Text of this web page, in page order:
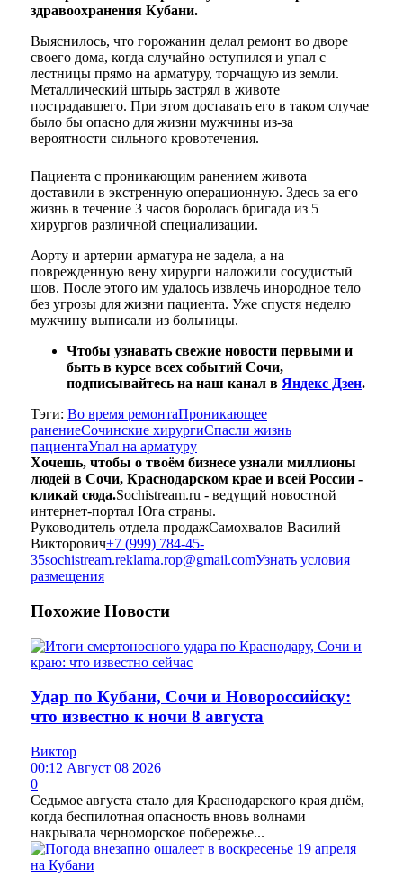
здравоохранения Кубани.
Выяснилось, что горожанин делал ремонт во дворе
своего дома, когда случайно оступился и упал с
лестницы прямо на арматуру, торчащую из земли.
Металлический штырь застрял в животе
пострадавшего. При этом доставать его в таком случае
было бы опасно для жизни мужчины из-за
вероятности сильного кровотечения.
Пациента с проникающим ранением живота
доставили в экстренную операционную. Здесь за его
жизнь в течение 3 часов боролась бригада из 5
хирургов различной специализации.
Аорту и артерии арматура не задела, а на
поврежденную вену хирурги наложили сосудистый
шов. После этого им удалось извлечь инородное тело
без угрозы для жизни пациента. Уже спустя неделю
мужчину выписали из больницы.
Чтобы узнавать свежие новости первыми и
быть в курсе всех событий Сочи,
подписывайтесь на наш канал в Яндекс Дзен.
Тэги: Во время ремонтаПроникающее
ранениеСочинские хирургиСпасли жизнь
пациентаУпал на арматуру
Хочешь, чтобы о твоём бизнесе узнали миллионы
людей в Сочи, Краснодарском крае и всей России -
кликай сюда.Sochistream.ru - ведущий новостной
интернет-портал Юга страны.
Руководитель отдела продажСамохвалов Василий
Викторович+7 (999) 784-45-
35sochistream.reklama.rop@gmail.comУзнать условия
размещения
Похожие Новости
Удар по Кубани, Сочи и Новороссийску:
что известно к ночи 8 августа
Виктор
00:12 Август 08 2026
0
Седьмое августа стало для Краснодарского края днём,
когда беспилотная опасность вновь волнами
накрывала черноморское побережье...